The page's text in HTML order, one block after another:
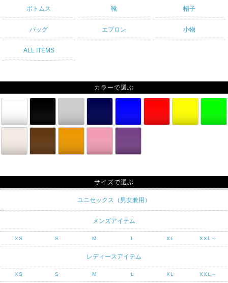
ボトムス 靴 帽子
バッグ エプロン 小物
ALL ITEMS
カラーで選ぶ
サイズで選ぶ
ユニセックス（男女兼用）
メンズアイテム
XS S M L XL XXL～
レディースアイテム
XS S M L XL XXL～